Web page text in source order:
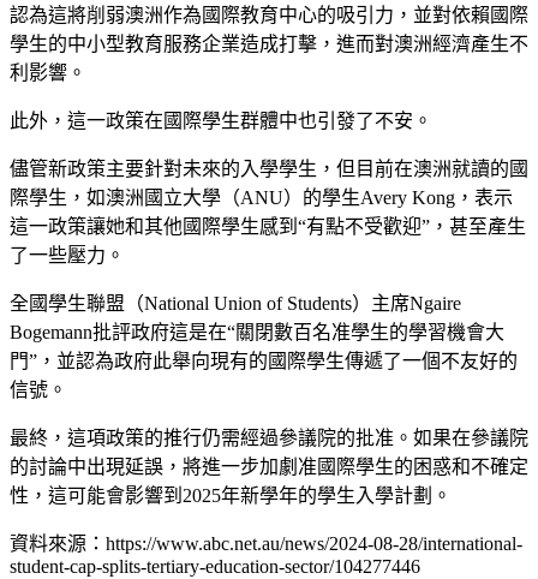
認為這將削弱澳洲作為國際教育中心的吸引力，並對依賴國際
學生的中小型教育服務企業造成打擊，進而對澳洲經濟產生不
利影響。
此外，這一政策在國際學生群體中也引發了不安。
儘管新政策主要針對未來的入學學生，但目前在澳洲就讀的國
際學生，如澳洲國立大學（ANU）的學生Avery Kong，表示
這一政策讓她和其他國際學生感到“有點不受歡迎”，甚至產生
了一些壓力。
全國學生聯盟（National Union of Students）主席Ngaire
Bogemann批評政府這是在“關閉數百名准學生的學習機會大
門”，並認為政府此舉向現有的國際學生傳遞了一個不友好的
信號。
最終，這項政策的推行仍需經過參議院的批准。如果在參議院
的討論中出現延誤，將進一步加劇准國際學生的困惑和不確定
性，這可能會影響到2025年新學年的學生入學計劃。
資料來源：https://www.abc.net.au/news/2024-08-28/international-
student-cap-splits-tertiary-education-sector/104277446